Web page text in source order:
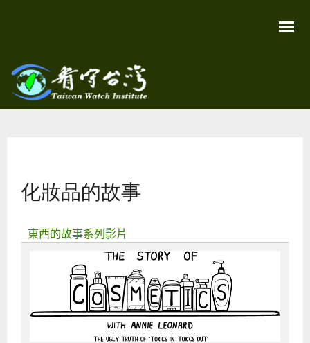
容
Watch
化妝品的故事
東西的故事系列影片